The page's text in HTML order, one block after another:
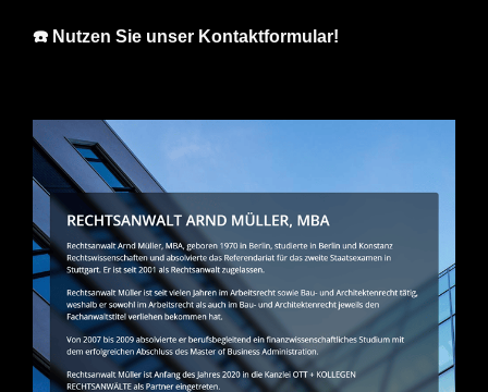
☎️ Nutzen Sie unser Kontaktformular!